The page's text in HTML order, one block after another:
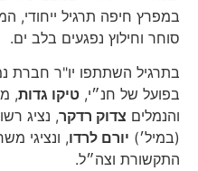
במפרץ חיפה תרגיל ייחודי,
סוחר וחילוץ נפגעים בלב ים.
בתרגיל השתתפו יו"ר חברת
בפועל של חנ״י, טיקו גדות,
והנמלים צדוק רדקר, נציג
(במיל׳) יורם לרדו, ונציגי
התקשורת וצה״ל.